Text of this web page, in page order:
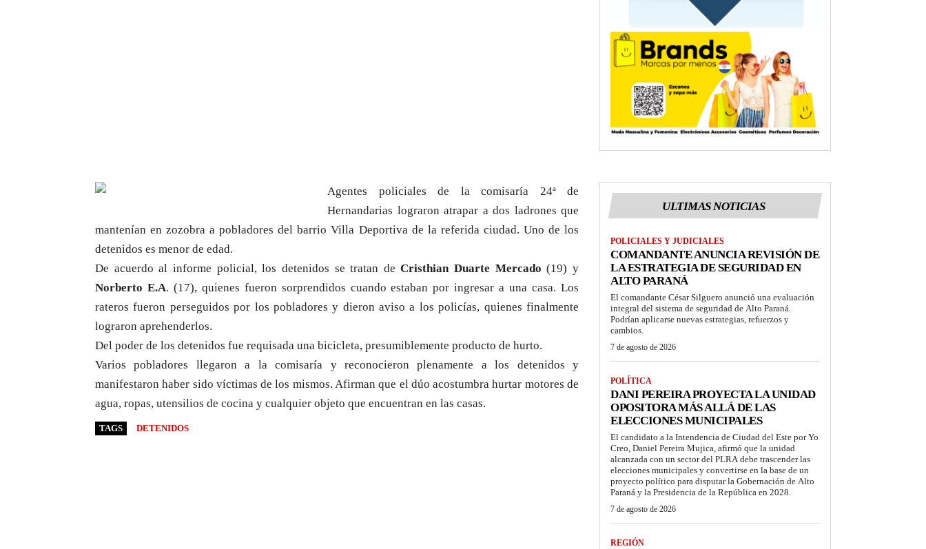
Agentes policiales de la comisaría 24ª de
Hernandarias lograron atrapar a dos ladrones que
mantenían en zozobra a pobladores del barrio Villa Deportiva de la referida ciudad. Uno de los
detenidos es menor de edad.
De acuerdo al informe policial, los detenidos se tratan deCristhian Duarte Mercado (19) y
Norberto E.A. (17), quienes fueron sorprendidos cuando estaban por ingresar a una casa. Los
rateros fueron perseguidos por los pobladores y dieron aviso a los policías, quienes finalmente
lograron aprehenderlos.
Del poder de los detenidos fue requisada una bicicleta, presumiblemente producto de hurto.
Varios pobladores llegaron a la comisaría y reconocieron plenamente a los detenidos y
manifestaron haber sido víctimas de los mismos. Afirman que el dúo acostumbra hurtar motores de
agua, ropas, utensilios de cocina y cualquier objeto que encuentran en las casas.
TAGS DETENIDOS
ULTIMAS NOTICIAS
POLICIALES Y JUDICIALES
COMANDANTE ANUNCIA REVISIÓN DE
LA ESTRATEGIA DE SEGURIDAD EN
ALTO PARANÁ
El comandante César Silguero anunció una evaluación
integral del sistema de seguridad de Alto Paraná.
Podrían aplicarse nuevas estrategias, refuerzos y
cambios.
7 de agosto de 2026
POLÍTICA
DANI PEREIRA PROYECTA LA UNIDAD
OPOSITORA MÁS ALLÁ DE LAS
ELECCIONES MUNICIPALES
El candidato a la Intendencia de Ciudad del Este por Yo
Creo, Daniel Pereira Mujica, afirmó que la unidad
alcanzada con un sector del PLRA debe trascender las
elecciones municipales y convertirse en la base de un
proyecto político para disputar la Gobernación de Alto
Paraná y la Presidencia de la República en 2028.
7 de agosto de 2026
REGIÓN